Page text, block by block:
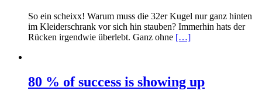
So ein scheixx! Warum muss die 32er Kugel nur ganz hinten
im Kleiderschrank vor sich hin stauben? Immerhin hats der
Rücken irgendwie überlebt. Ganz ohne […]
80 % of success is showing up